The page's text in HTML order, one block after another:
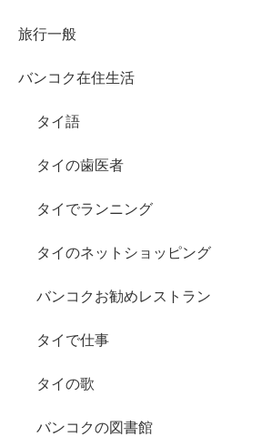
旅行一般
バンコク在住生活
タイ語
タイの歯医者
タイでランニング
タイのネットショッピング
バンコクお勧めレストラン
タイで仕事
タイの歌
バンコクの図書館